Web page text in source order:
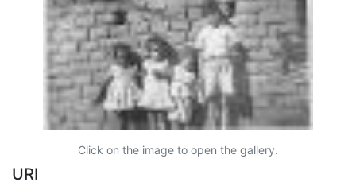
Click on the image to open the gallery.
URI